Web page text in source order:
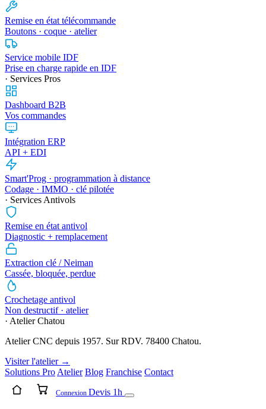
Remise en état télécommande
Boutons · coque · atelier
Service mobile IDF
Prise en charge rapide en IDF
· Services Pros
Dashboard B2B
Vos commandes
Intégration ERP
API + EDI
Smart'Prog · programmation à distance
Codage · IMMO · clé pilotée
· Services Antivols
Remise en état antivol
Diagnostic + remplacement
Extraction clé / Neiman
Cassée, bloquée, perdue
Crochetage antivol
Non destructif · atelier
· Atelier Chatou
Atelier CNC depuis 1957. Sur RDV. 78400 Chatou.
Visiter l'atelier →
Solutions Pro Atelier Blog Franchise Contact
Connexion Devis 1h